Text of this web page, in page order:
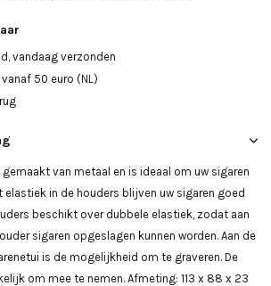
vandaag verzonden
50 euro (NL)
van metaal en is ideaal om uw sigaren
elastiek in de houders blijven uw sigaren goed
beschikt over dubbele elastiek, zodat aan
sigaren opgeslagen kunnen worden. Aan de
is de mogelijkheid om te graveren. De
om mee te nemen. Afmeting: 113 x 88 x 23